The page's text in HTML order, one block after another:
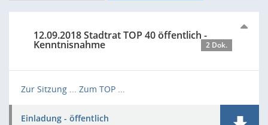
12.09.2018 Stadtrat TOP 40 öffentlich -
Kenntnisnahme 2 Dok.
Zur Sitzung ... Zum TOP ...
Einladung - öffentlich